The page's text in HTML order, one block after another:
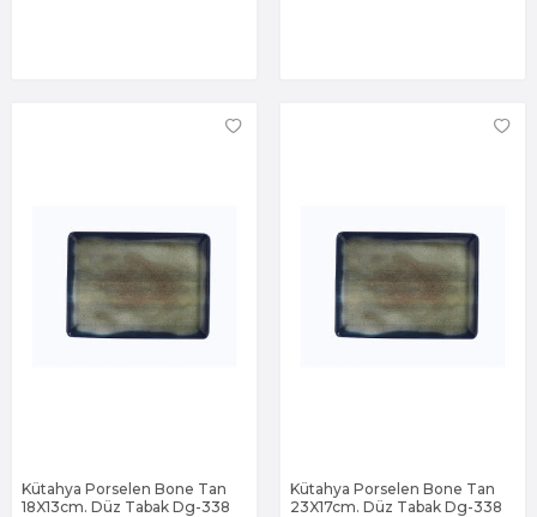
Kütahya Porselen Bone Tan
18X13cm. Düz Tabak Dg-338
Kütahya Porselen Bone Tan
23X17cm. Düz Tabak Dg-338